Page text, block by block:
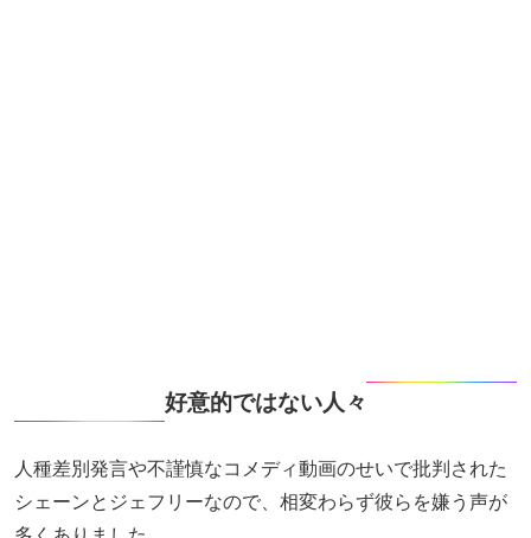
好意的ではない人々
人種差別発言や不謹慎なコメディ動画のせいで批判された
シェーンとジェフリーなので、相変わらず彼らを嫌う声が